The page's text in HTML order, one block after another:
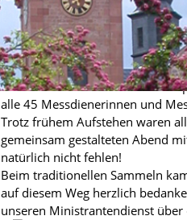
Erfolgreiches Klappern an den
Auch in diesem Jahr
bis zur Osternacht die Aufgabe
sechs, mittags um zwölf sowie
Weiterhin luden sie mit ihren
alle 45 Messdienerinnen und
Trotz frühem Aufstehen waren
gemeinsam gestalteten Abend
natürlich nicht fehlen!
Beim traditionellen Sammeln
auf diesem Weg herzlich
unseren Ministrantendienst über